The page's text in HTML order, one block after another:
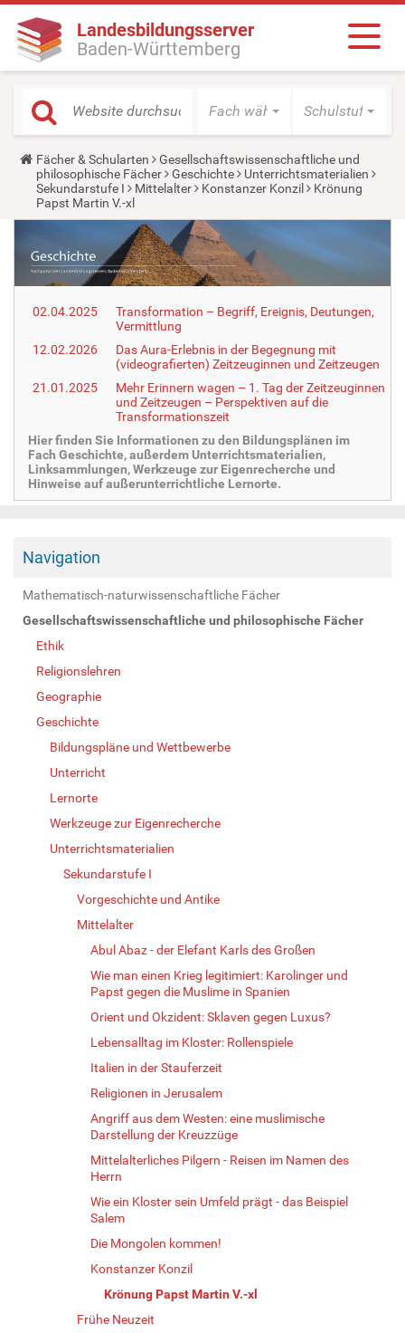
Landesbildungsserver
Baden-Württemberg
Fach wählen Schulstufe
Y
o
u
a
r
e
r
e
Fächer & Schularten
Gesellschaftswissenschaftliche und
philosophische Fächer
Geschichte
Unterrichtsmaterialien
Sekundarstufe I
Mittelalter Konstanzer Konzil
Krönung
Papst Martin V.-xl
02.04.2025
Transformation – Begriff, Ereignis, Deutungen,
Vermittlung
12.02.2026
Das Aura-Erlebnis in der Begegnung mit
(videografierten) Zeitzeuginnen und Zeitzeugen
21.01.2025
Mehr Erinnern wagen – 1. Tag der Zeitzeuginnen
und Zeitzeugen – Perspektiven auf die
Transformationszeit
Hier finden Sie Informationen zu den Bildungsplänen im
Fach Geschichte, außerdem Unterrichtsmaterialien,
Linksammlungen, Werkzeuge zur Eigenrecherche und
Hinweise auf außerunterrichtliche Lernorte.
Navigation
Mathematisch-naturwissenschaftliche Fächer
Gesellschaftswissenschaftliche und philosophische Fächer
Ethik
Religionslehren
Geographie
Geschichte
Bildungspläne und Wettbewerbe
Unterricht
Lernorte
Werkzeuge zur Eigenrecherche
Unterrichtsmaterialien
Sekundarstufe I
Vorgeschichte und Antike
Mittelalter
Abul Abaz - der Elefant Karls des Großen
Wie man einen Krieg legitimiert: Karolinger und
Papst gegen die Muslime in Spanien
Orient und Okzident: Sklaven gegen Luxus?
Lebensalltag im Kloster: Rollenspiele
Italien in der Stauferzeit
Religionen in Jerusalem
Angriff aus dem Westen: eine muslimische
Darstellung der Kreuzzüge
Mittelalterliches Pilgern - Reisen im Namen des
Herrn
Wie ein Kloster sein Umfeld prägt - das Beispiel
Salem
Die Mongolen kommen!
Konstanzer Konzil
Krönung Papst Martin V.-xl
Frühe Neuzeit